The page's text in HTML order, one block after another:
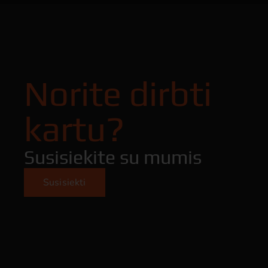
Norite dirbti
kartu?
Susisiekite su mumis
Susisiekti